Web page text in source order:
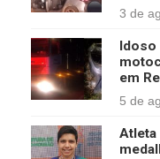
3 de
Idoso
em
5 de
Atleta